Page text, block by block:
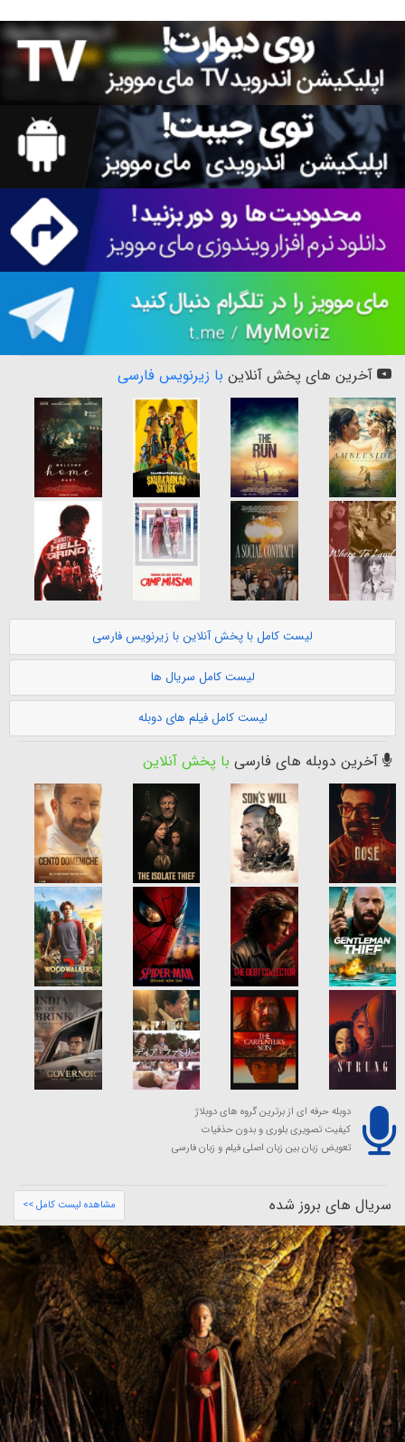
آخرین های پخش آنلاین با زیرنویس فارسی
لیست کامل با پخش آنلاین با زیرنویس فارسی
لیست کامل سریال ها
لیست کامل فیلم های دوبله
آخرین دوبله های فارسی با پخش آنلاین
دوبله حرفه ای از برترین گروه های دوبلاژ
کیفیت تصویری بلوری و بدون حذفیات
تعویض زبان بین زبان اصلی فیلم و زبان فارسی
سریال های بروز شده مشاهده لیست کامل >>